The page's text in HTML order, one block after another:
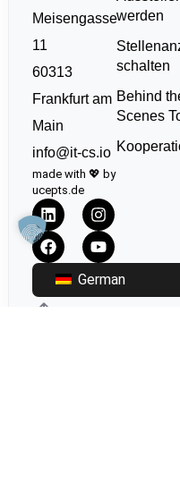
Meisengasse
11
60313
Frankfurt am
Main
info@it-cs.io
made with 💖 by
ucepts.de
German
werden
schalten
Behind
Scenes